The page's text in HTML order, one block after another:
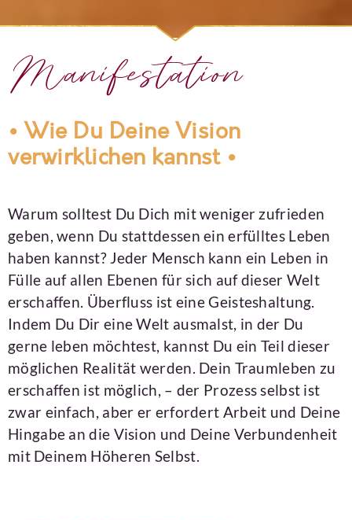
Manifestation
• Wie Du Deine Vision
verwirklichen kannst •
Warum solltest Du Dich mit weniger zufrieden
geben, wenn Du stattdessen ein erfülltes Leben
haben kannst? Jeder Mensch kann ein Leben in
Fülle auf allen Ebenen für sich auf dieser Welt
erschaffen. Überfluss ist eine Geisteshaltung.
Indem Du Dir eine Welt ausmalst, in der Du
gerne leben möchtest, kannst Du ein Teil dieser
möglichen Realität werden. Dein Traumleben zu
erschaffen ist möglich, – der Prozess selbst ist
zwar einfach, aber er erfordert Arbeit und Deine
Hingabe an die Vision und Deine Verbundenheit
mit Deinem Höheren Selbst.